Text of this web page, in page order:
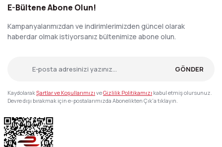
E-Bültene Abone Olun!
Kampanyalarımızdan ve indirimlerimizden güncel olarak
haberdar olmak istiyorsanız bültenimize abone olun.
GÖNDER
KaydolarakŞartlar ve Koşullarımızı veGizlilik Politikamızı kabul etmiş olursunuz.
Devre dışı bırakmak için e-postalarımızda Abonelikten Çık'a tıklayın.